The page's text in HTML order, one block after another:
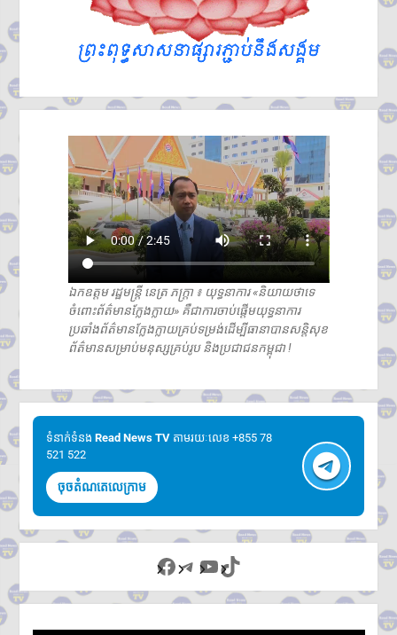
ឯកឧត្តម រដ្ឋមន្ត្រី នេត្រ ភក្រ្តា ៖ យុទ្ធនាការ «និយាយថាទេ
ចំពោះព័ត៌មានក្លែងក្លាយ» គឺជាការចាប់ផ្តើមយុទ្ធនាការ
ប្រឆាំងព័ត៌មានក្លែងក្លាយគ្រប់ទម្រង់ដើម្បីធានាបានសន្តិសុខ
ព័ត៌មានសម្រាប់មនុស្សគ្រប់រូប និងប្រជាជនកម្ពុជា !
ទំនាក់ទំនង​​ Read News TV តាមរយៈលេខ +855 78
521 522
ចុចតំណតេលេក្រាម
Facebook
Telegram
YouTube
TikTok